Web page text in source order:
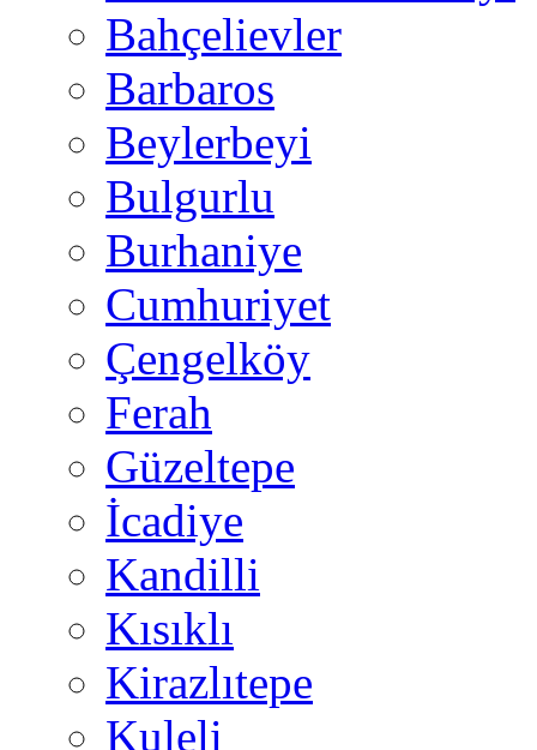
Bahçelievler
Barbaros
Beylerbeyi
Bulgurlu
Burhaniye
Cumhuriyet
Çengelköy
Ferah
Güzeltepe
İcadiye
Kandilli
Kısıklı
Kirazlıtepe
Kuleli